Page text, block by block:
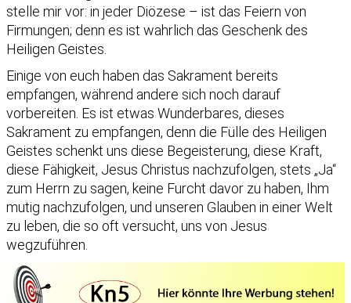
stelle mir vor: in jeder Diözese – ist das Feiern von
Firmungen; denn es ist wahrlich das Geschenk des
Heiligen Geistes.
Einige von euch haben das Sakrament bereits
empfangen, während andere sich noch darauf
vorbereiten. Es ist etwas Wunderbares, dieses
Sakrament zu empfangen, denn die Fülle des Heiligen
Geistes schenkt uns diese Begeisterung, diese Kraft,
diese Fähigkeit, Jesus Christus nachzufolgen, stets „Ja“
zum Herrn zu sagen, keine Furcht davor zu haben, Ihm
mutig nachzufolgen, und unseren Glauben in einer Welt
zu leben, die so oft versucht, uns von Jesus
wegzuführen.